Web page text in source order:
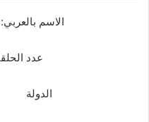
الاسم
عدد الحلقات
الدولة